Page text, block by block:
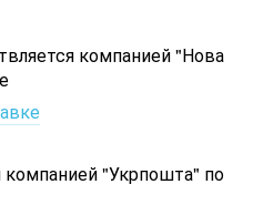
компанией "Нова
"Укрпошта" по